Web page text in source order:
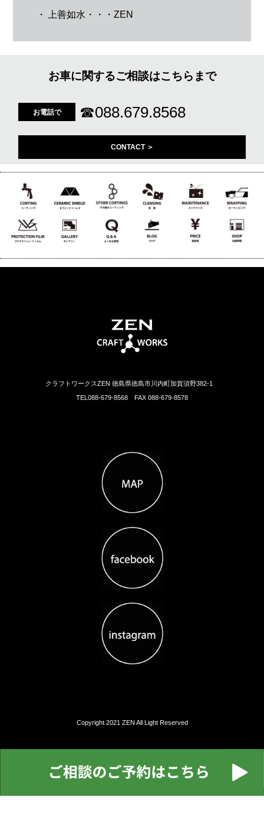
・ 上善如水・・・ZEN
お車に関するご相談はこちらまで
お電話で ☎088.679.8568
CONTACT ＞
クラフトワークスZEN 徳島県徳島市川内町加賀須野382-1
TEL088-679-8568 FAX 088-679-8578
Copyright 2021 ZEN All Light Reserved